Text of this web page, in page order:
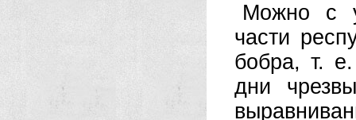
Можно с
части
бобра, т.
дни